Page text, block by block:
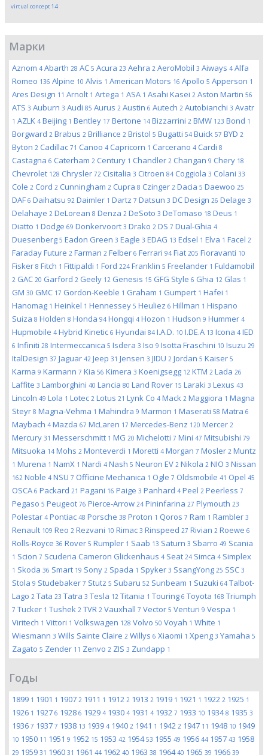
virtual concept14
Марки
Aznom 4 Abarth 28 AC 5 Acura 23 Aehra 2 AeroMobil 3 Aiways 4 Alfa
Romeo 136 Alpine 10 Alvis 1 American Motors 16 Apollo 5 Apperson 1
Ares Design 11 Arnolt 1 Artega 1 ASA 1 Asahi Kasei 2 Aston Martin 56
ATS 3 Auburn 3 Audi 85 Aurus 2 Austin 6 Autech 2 Autobianchi 3 Avatr
1 AZLK 4 Beijing 1 Bentley 17 Bertone 14 Bizzarrini 2 BMW 123 Bond 1
Borgward 2 Brabus 2 Brilliance 2 Bristol 5 Bugatti 54 Buick 57 BYD 2
Byton 2 Cadillac 71 Canoo 4 Capricorn 1 Carcerano 4 Cardi 8
Castagna 6 Caterham 2 Century 1 Chandler 2 Changan 9 Chery 18
Chevrolet 128 Chrysler 72 Cisitalia 3 Citroen 84 Coggiola 3 Colani 33
Cole 2 Cord 2 Cunningham 2 Cupra 8 Czinger 2 Dacia 5 Daewoo 25
DAF 6 Daihatsu 92 Daimler 1 Dartz 7 Datsun 3 DC Design 26 Delage 3
Delahaye 2 DeLorean 8 Denza 2 DeSoto 3 DeTomaso 18 Deus 1
Diatto 1 Dodge 69 Donkervoort 3 Drako 2 DS 7 Dual-Ghia 4
Duesenberg 5 Eadon Green 3 Eagle 3 EDAG 13 Edsel 1 Elva 1 Facel 2
Faraday Future 2 Farman 2 Felber 6 Ferrari 94 Fiat 205 Fioravanti 10
Fisker 8 Fitch 1 Fittipaldi 1 Ford 224 Franklin 5 Freelander 1 Fuldamobil
2 GAC 20 Garford 2 Geely 12 Genesis 15 GFG Style 6 Ghia 12 Glas 1
GM 30 GMC 17 Gordon-Keeble 1 Graham 1 Gumpert 1 Hafei 1
Hanomag 1 Heinkel 1 Hennessey 5 Heuliez 6 Hillman 1 Hispano
Suiza 8 Holden 8 Honda 94 Hongqi 4 Hozon 1 Hudson 9 Hummer 4
Hupmobile 4 Hybrid Kinetic 6 Hyundai 84 I.A.D. 10 I.DE.A 13 Icona 4 IED
6 Infiniti 28 Intermeccanica 5 Isdera 3 Iso 9 Isotta Fraschini 10 Isuzu 29
ItalDesign 37 Jaguar 42 Jeep 31 Jensen 3 JIDU 2 Jordan 5 Kaiser 5
Karma 9 Karmann 7 Kia 56 Kimera 3 Koenigsegg 12 KTM 2 Lada 26
Laffite 3 Lamborghini 40 Lancia 80 Land Rover 15 Laraki 3 Lexus 43
Lincoln 49 Lola 1 Lotec 2 Lotus 21 Lynk Co 4 Mack 2 Maggiora 1 Magna
Steyr 8 Magna-Vehma 1 Mahindra 9 Marmon 1 Maserati 58 Matra 6
Maybach 4 Mazda 67 McLaren 17 Mercedes-Benz 120 Mercer 2
Mercury 31 Messerschmitt 1 MG 20 Michelotti 7 Mini 47 Mitsubishi 79
Mitsuoka 14 Mohs 2 Monteverdi 1 Moretti 4 Morgan 7 Mosler 2 Muntz
1 Murena 1 NamX 1 Nardi 4 Nash 5 Neuron EV 2 Nikola 2 NIO 3 Nissan
162 Noble 4 NSU 7 Officine Mechanica 1 Ogle 7 Oldsmobile 41 Opel 45
OSCA 6 Packard 21 Pagani 16 Paige 3 Panhard 4 Peel 2 Peerless 7
Pegaso 5 Peugeot 76 Pierce-Arrow 24 Pininfarina 27 Plymouth 23
Polestar 4 Pontiac 48 Porsche 38 Proton 1 Qoros 7 Ram 1 Rambler 3
Renault 109 Reo 2 Rezvani 10 Rimac 3 Rinspeed 27 Rivian 2 Roewe 6
Rolls-Royce 36 Rover 5 Rumpler 1 Saab 13 Saturn 3 Sbarro 49 Scania
1 Scion 7 Scuderia Cameron Glickenhaus 4 Seat 24 Simca 4 Simplex
1 Skoda 36 Smart 19 Sony 2 Spada 1 Spyker 3 SsangYong 25 SSC 3
Stola 9 Studebaker 7 Stutz 5 Subaru 52 Sunbeam 1 Suzuki 64 Talbot-
Lago 2 Tata 23 Tatra 3 Tesla 12 Titania 1 Touring 6 Toyota 168 Triumph
7 Tucker 1 Tushek 2 TVR 2 Vauxhall 7 Vector 5 Venturi 9 Vespa 1
Viritech 1 Vittori 1 Volkswagen 128 Volvo 50 Voyah 1 White 1
Wiesmann 3 Wills Sainte Claire 2 Willys 6 Xiaomi 1 Xpeng 3 Yamaha 5
Zagato 5 Zender 11 Zenvo 2 ZIS 3 Zundapp 1
Годы
1899 1 1901 1 1907 2 1911 1 1912 2 1913 2 1919 1 1921 1 1922 2 1925 1
1926 1 1927 6 1928 6 1929 4 1930 4 1931 4 1932 7 1933 10 19348 1935 3
1936 7 1937 7 1938 13 1939 4 1940 2 1941 1 1942 2 1947 11 1948 10 1949
10 1950 11 1951 9 1952 15 1953 42 195453 1955 49 1956 44 1957 43 1958
29 1959 31 1960 31 1961 44 1962 40 1963 38 196440 1965 39 1966 39